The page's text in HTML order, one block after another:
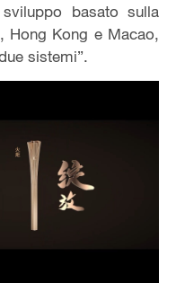
basato sulla
Hong Kong e Macao,
sistemi”.